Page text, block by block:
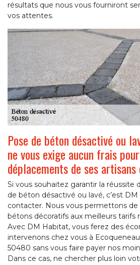
résultats que nous vous fourniront
vos attentes.
Pose de béton désactivé ou
ne vous exige aucun frais
déplacements de ses
Si vous souhaitez garantir la réussite
de béton désactivé ou lavé, c’est
contacter. Nous vous permettons de
bétons décoratifs aux meilleurs tarifs
Avec DM Habitat, vous ferez des
intervenons chez vous à
50480 sans vous faire payer nos
Dans ce cas, ne chercher plus loin